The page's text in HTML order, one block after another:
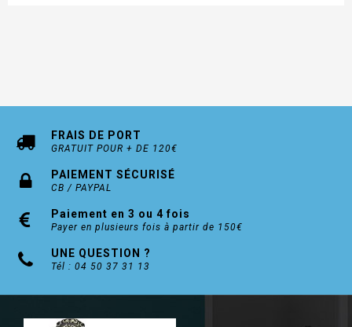
FRAIS DE PORT
GRATUIT POUR + DE 120€
PAIEMENT SÉCURISÉ
CB / PAYPAL
Paiement en 3 ou 4 fois
Payer en plusieurs fois à partir de 150€
UNE QUESTION ?
Tél : 04 50 37 31 13